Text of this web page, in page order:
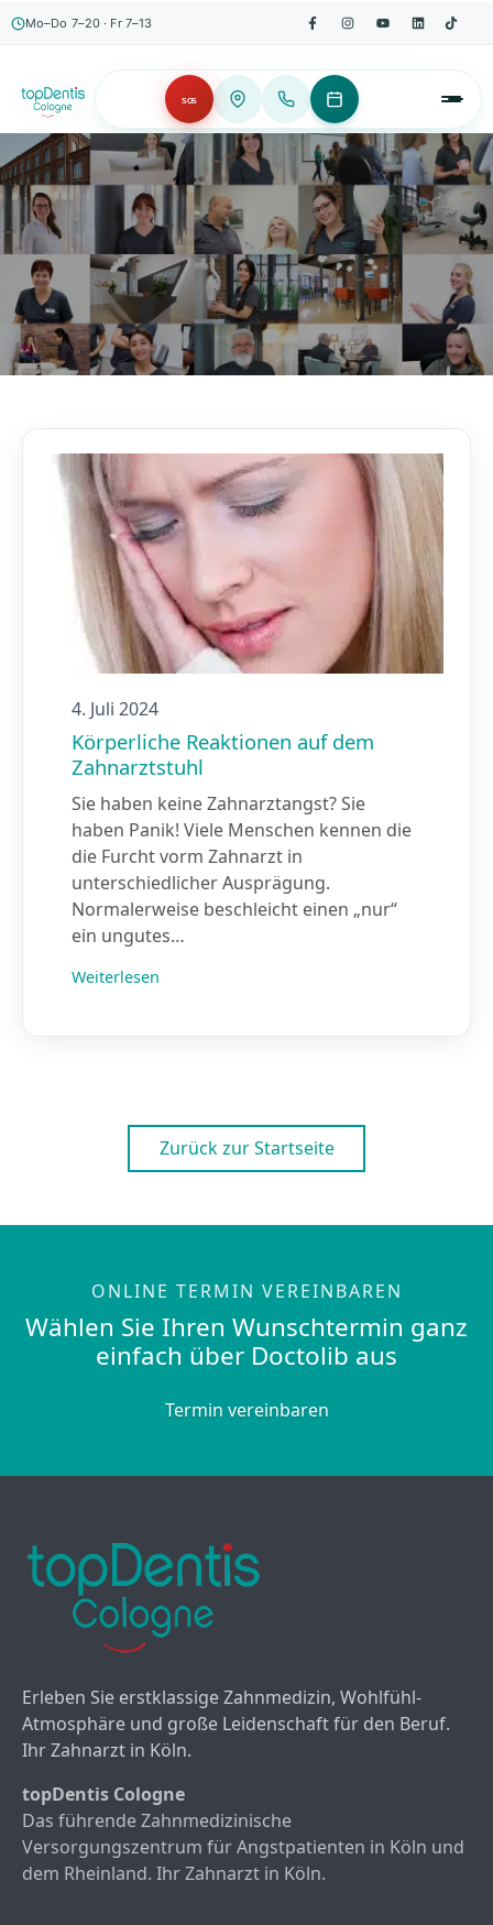
Mo–Do 7–20 · Fr 7–13
SOS
Unser Blog
4. Juli 2024
Körperliche Reaktionen auf dem
Zahnarztstuhl
Sie haben keine Zahnarztangst? Sie
haben Panik! Viele Menschen kennen die
die Furcht vorm Zahnarzt in
unterschiedlicher Ausprägung.
Normalerweise beschleicht einen „nur“
ein ungutes…
Weiterlesen
Zurück zur Startseite
ONLINE TERMIN VEREINBAREN
Wählen Sie Ihren Wunschtermin ganz
einfach über Doctolib aus
Termin vereinbaren
Erleben Sie erstklassige Zahnmedizin, Wohlfühl-
Atmosphäre und große Leidenschaft für den Beruf.
Ihr Zahnarzt in Köln.
topDentis Cologne
Das führende Zahnmedizinische
Versorgungszentrum für Angstpatienten in Köln und
dem Rheinland. Ihr Zahnarzt in Köln.